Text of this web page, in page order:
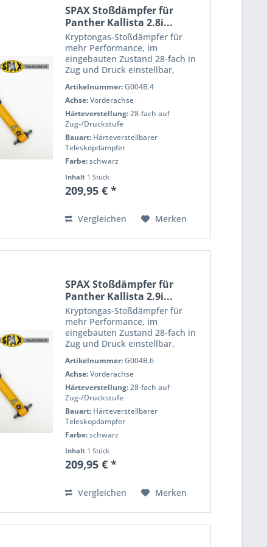
SPAX Stoßdämpfer für
Panther Kallista 2.8i...
Kryptongas-Stoßdämpfer für
mehr Performance, im
eingebauten Zustand 28-fach in
Zug und Druck einstellbar,
Lebensdauer, voll Prüfstand
getestet für h?Âchste Qualität
und Performance. Wenn Sie das
Handling...
Artikelnummer:G004B.4
Achse:Vorderachse
Härteverstellung:28-fach auf
Zug-/Druckstufe
Bauart: Härteverstellbarer
Teleskopdämpfer
Farbe:schwarz
Inhalt 1 Stück
209,95 € *
Vergleichen Merken
SPAX Stoßdämpfer für
Panther Kallista 2.9i...
Kryptongas-Stoßdämpfer für
mehr Performance, im
eingebauten Zustand 28-fach in
Zug und Druck einstellbar,
Lebensdauer, voll Prüfstand
getestet für h?Âchste Qualität
und Performance. Wenn Sie das
Handling...
Artikelnummer:G004B.6
Achse:Vorderachse
Härteverstellung:28-fach auf
Zug-/Druckstufe
Bauart: Härteverstellbarer
Teleskopdämpfer
Farbe:schwarz
Inhalt 1 Stück
209,95 € *
Vergleichen Merken